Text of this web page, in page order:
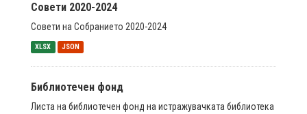
Совети 2020-2024
Совети на Собранието 2020-2024
XLSX JSON
Библиотечен фонд
Листа на библиотечен фонд на истражувачката библиотека